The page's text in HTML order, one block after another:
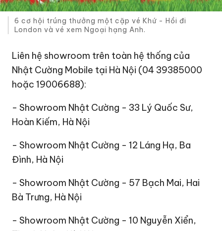
6 cơ hội trúng thưởng một cặp vé Khứ - Hồi đi
London và vé xem Ngoại hạng Anh.
Liên hệ showroom trên toàn hệ thống của
Nhật Cường Mobile tại Hà Nội (04 39385000
hoặc 19006688):
- Showroom Nhật Cường - 33 Lý Quốc Sư,
Hoàn Kiếm, Hà Nội
- Showroom Nhật Cường - 12 Láng Hạ, Ba
Đình, Hà Nội
- Showroom Nhật Cường - 57 Bạch Mai, Hai
Bà Trưng, Hà Nội
- Showroom Nhật Cường - 10 Nguyễn Xiển,